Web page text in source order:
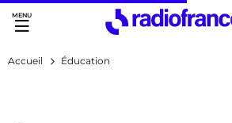
Accès direct :
Menu principal
Contenu
Accueil Éducation